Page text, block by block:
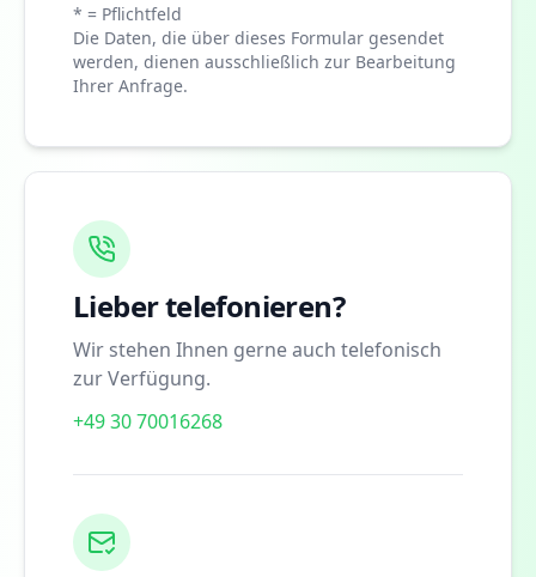
* = Pflichtfeld
Die Daten, die über dieses Formular gesendet
werden, dienen ausschließlich zur Bearbeitung
Ihrer Anfrage.
Lieber telefonieren?
Wir stehen Ihnen gerne auch telefonisch
zur Verfügung.
+49 30 70016268